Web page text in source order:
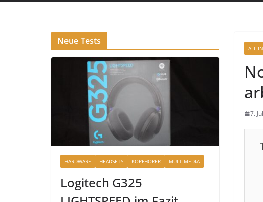
ALL-
7.
Neue Tests
HARDWARE HEADSETS KOPFHÖRER MULTIMEDIA
Logitech G325